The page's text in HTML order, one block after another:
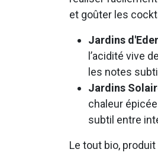
et goûter les
Jardins
l’acidité vive
les notes
Jardins
chaleur
subtil entre
Le tout bio,